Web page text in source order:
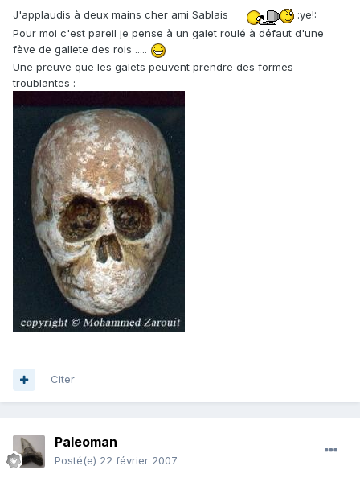
J'applaudis à deux mains cher ami Sablais
:ye!:
Pour moi c'est pareil je pense à un galet roulé à défaut d'une
fève de gallete des rois .....
Une preuve que les galets peuvent prendre des formes
troublantes :
Citer
Paleoman
Posté(e) 22 février 2007